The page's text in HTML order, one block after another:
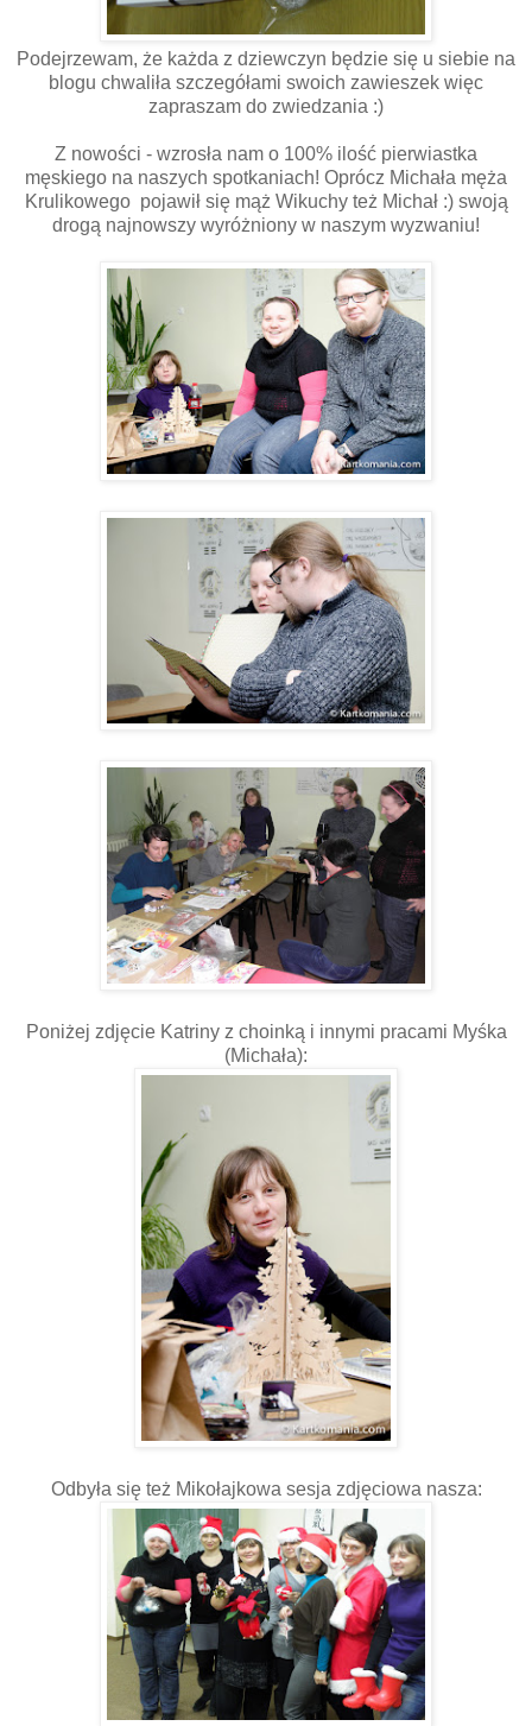
Podejrzewam, że każda z dziewczyn będzie się u siebie na
blogu chwaliła szczegółami swoich zawieszek więc
zapraszam do zwiedzania :)
Z nowości - wzrosła nam o 100% ilość pierwiastka
męskiego na naszych spotkaniach! Oprócz Michała męża
Krulikowego pojawił się mąż Wikuchy też Michał :) swoją
drogą najnowszy wyróżniony w naszym wyzwaniu!
Poniżej zdjęcie Katriny z choinką i innymi pracami Myśka
(Michała):
Odbyła się też Mikołajkowa sesja zdjęciowa nasza: